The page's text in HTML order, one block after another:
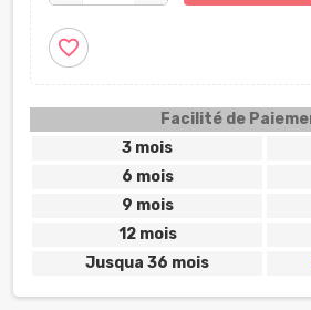
favorite_border
Facilité de
3 mois
6 mois
9 mois
12 mois
Jusqua 36 mois